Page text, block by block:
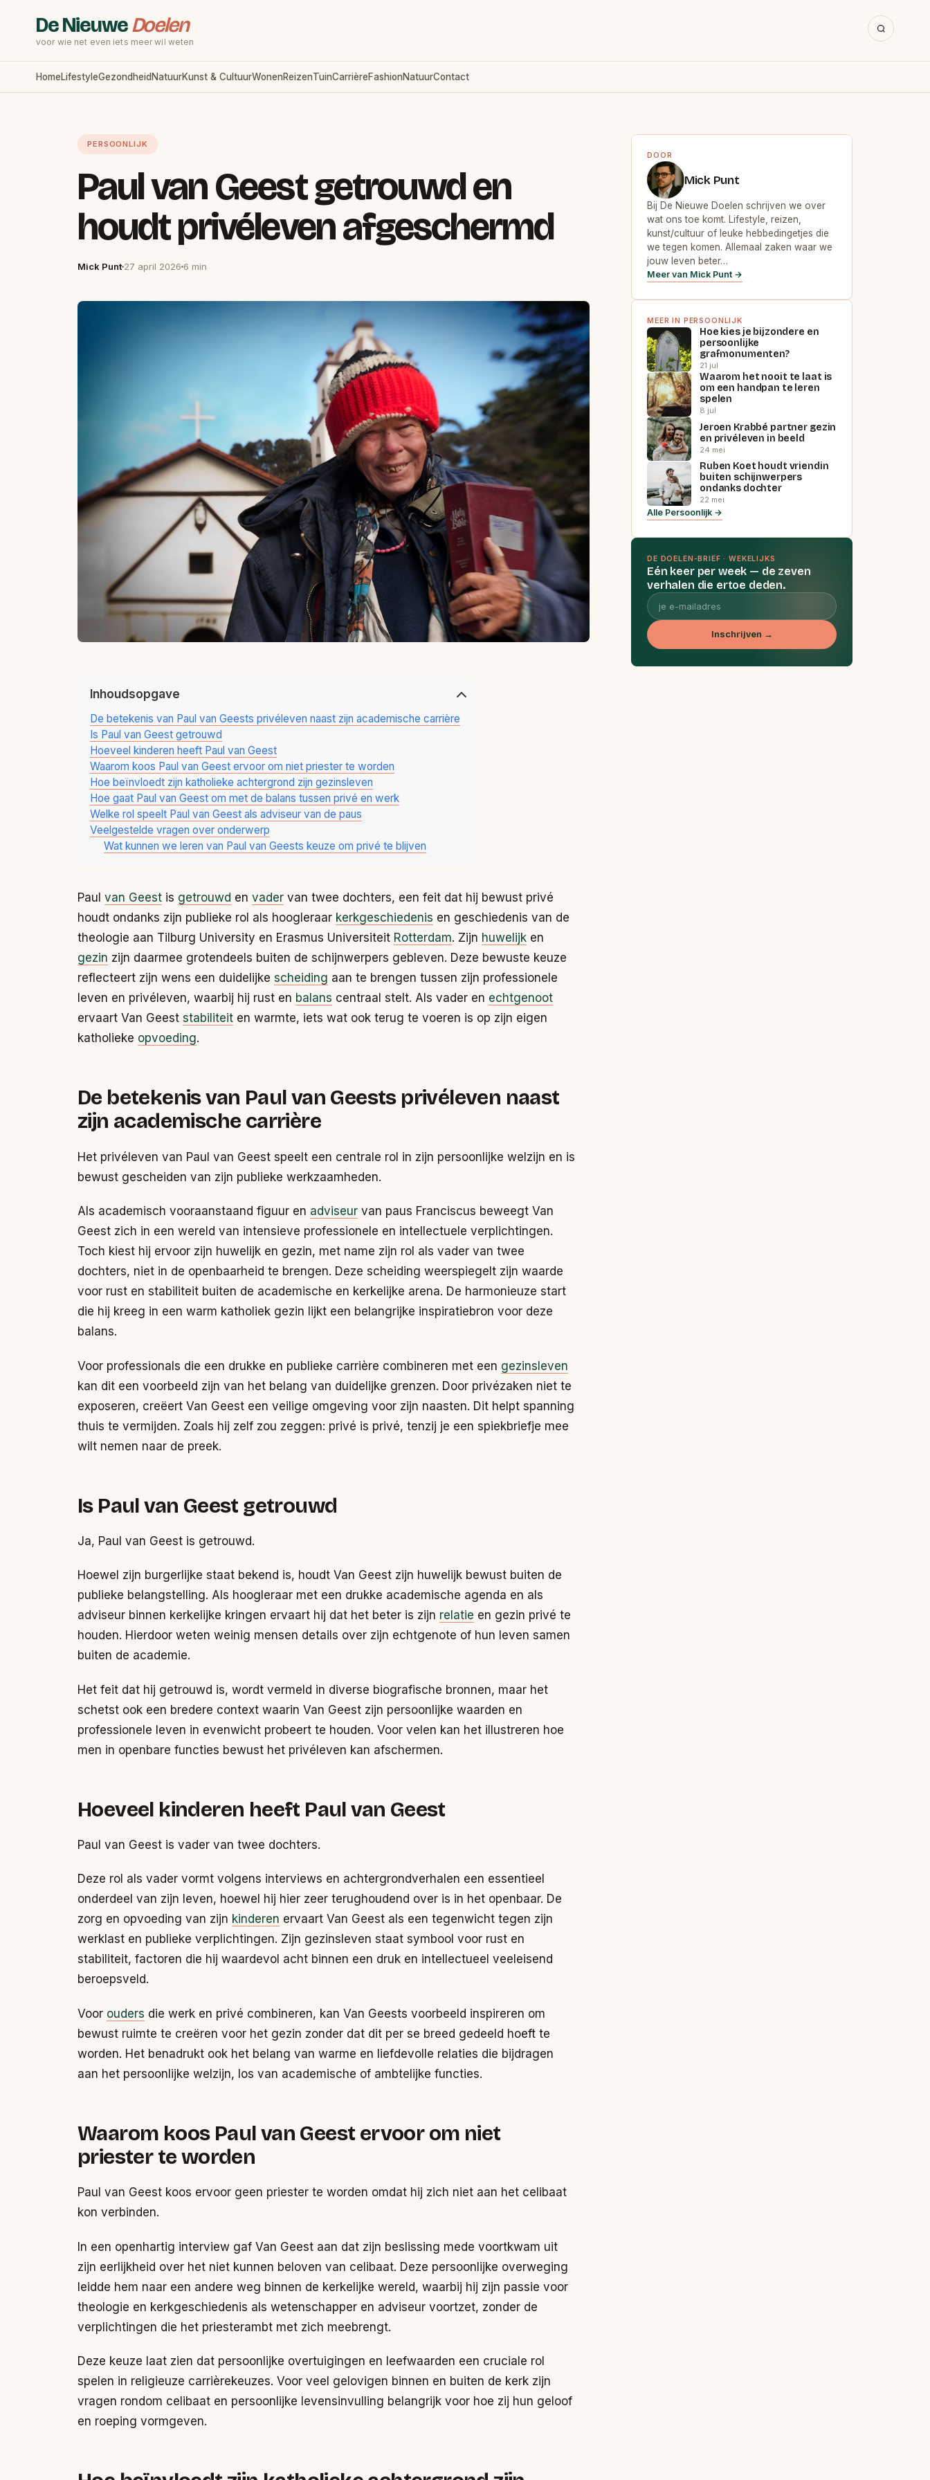
De NieuweDoelen
voor wie net even iets meer wil weten
HomeLifestyleGezondheid NatuurKunst & CultuurWonenReizenTuinCarrièreFashionNatuurContact
PERSOONLIJK
Paul van Geest getrouwd en
houdt privéleven afgeschermd
Mick Punt 27 april 2026 6 min
Inhoudsopgave
De betekenis van Paul van Geests privéleven naast zijn academische carrière
Is Paul van Geest getrouwd
Hoeveel kinderen heeft Paul van Geest
Waarom koos Paul van Geest ervoor om niet priester te worden
Hoe beïnvloedt zijn katholieke achtergrond zijn gezinsleven
Hoe gaat Paul van Geest om met de balans tussen privé en werk
Welke rol speelt Paul van Geest als adviseur van de paus
Veelgestelde vragen over onderwerp
Wat kunnen we leren van Paul van Geests keuze om privé te blijven
Paul van Geest is getrouwd en vader van twee dochters, een feit dat hij bewust privé
houdt ondanks zijn publieke rol als hoogleraar kerkgeschiedenis en geschiedenis van de
theologie aan Tilburg University en Erasmus Universiteit Rotterdam. Zijn huwelijk en
gezin zijn daarmee grotendeels buiten de schijnwerpers gebleven. Deze bewuste keuze
reflecteert zijn wens een duidelijke scheiding aan te brengen tussen zijn professionele
leven en privéleven, waarbij hij rust en balans centraal stelt. Als vader en echtgenoot
ervaart Van Geest stabiliteit en warmte, iets wat ook terug te voeren is op zijn eigen
katholieke opvoeding.
De betekenis van Paul van Geests privéleven naast
zijn academische carrière
Het privéleven van Paul van Geest speelt een centrale rol in zijn persoonlijke welzijn en is
bewust gescheiden van zijn publieke werkzaamheden.
Als academisch vooraanstaand figuur en adviseur van paus Franciscus beweegt Van
Geest zich in een wereld van intensieve professionele en intellectuele verplichtingen.
Toch kiest hij ervoor zijn huwelijk en gezin, met name zijn rol als vader van twee
dochters, niet in de openbaarheid te brengen. Deze scheiding weerspiegelt zijn waarde
voor rust en stabiliteit buiten de academische en kerkelijke arena. De harmonieuze start
die hij kreeg in een warm katholiek gezin lijkt een belangrijke inspiratiebron voor deze
balans.
Voor professionals die een drukke en publieke carrière combineren met een gezinsleven
kan dit een voorbeeld zijn van het belang van duidelijke grenzen. Door privézaken niet te
exposeren, creëert Van Geest een veilige omgeving voor zijn naasten. Dit helpt spanning
thuis te vermijden. Zoals hij zelf zou zeggen: privé is privé, tenzij je een spiekbriefje mee
wilt nemen naar de preek.
Is Paul van Geest getrouwd
Ja, Paul van Geest is getrouwd.
Hoewel zijn burgerlijke staat bekend is, houdt Van Geest zijn huwelijk bewust buiten de
publieke belangstelling. Als hoogleraar met een drukke academische agenda en als
adviseur binnen kerkelijke kringen ervaart hij dat het beter is zijn relatie en gezin privé te
houden. Hierdoor weten weinig mensen details over zijn echtgenote of hun leven samen
buiten de academie.
Het feit dat hij getrouwd is, wordt vermeld in diverse biografische bronnen, maar het
schetst ook een bredere context waarin Van Geest zijn persoonlijke waarden en
professionele leven in evenwicht probeert te houden. Voor velen kan het illustreren hoe
men in openbare functies bewust het privéleven kan afschermen.
Hoeveel kinderen heeft Paul van Geest
Paul van Geest is vader van twee dochters.
Deze rol als vader vormt volgens interviews en achtergrondverhalen een essentieel
onderdeel van zijn leven, hoewel hij hier zeer terughoudend over is in het openbaar. De
zorg en opvoeding van zijn kinderen ervaart Van Geest als een tegenwicht tegen zijn
werklast en publieke verplichtingen. Zijn gezinsleven staat symbool voor rust en
stabiliteit, factoren die hij waardevol acht binnen een druk en intellectueel veeleisend
beroepsveld.
Voor ouders die werk en privé combineren, kan Van Geests voorbeeld inspireren om
bewust ruimte te creëren voor het gezin zonder dat dit per se breed gedeeld hoeft te
worden. Het benadrukt ook het belang van warme en liefdevolle relaties die bijdragen
aan het persoonlijke welzijn, los van academische of ambtelijke functies.
Waarom koos Paul van Geest ervoor om niet
priester te worden
Paul van Geest koos ervoor geen priester te worden omdat hij zich niet aan het celibaat
kon verbinden.
In een openhartig interview gaf Van Geest aan dat zijn beslissing mede voortkwam uit
zijn eerlijkheid over het niet kunnen beloven van celibaat. Deze persoonlijke overweging
leidde hem naar een andere weg binnen de kerkelijke wereld, waarbij hij zijn passie voor
theologie en kerkgeschiedenis als wetenschapper en adviseur voortzet, zonder de
verplichtingen die het priesterambt met zich meebrengt.
Deze keuze laat zien dat persoonlijke overtuigingen en leefwaarden een cruciale rol
spelen in religieuze carrièrekeuzes. Voor veel gelovigen binnen en buiten de kerk zijn
vragen rondom celibaat en persoonlijke levensinvulling belangrijk voor hoe zij hun geloof
en roeping vormgeven.
DOOR
Mick Punt
Bij De Nieuwe Doelen schrijven we over
wat ons toe komt. Lifestyle, reizen,
kunst/cultuur of leuke hebbedingetjes die
we tegen komen. Allemaal zaken waar we
jouw leven beter…
Meer van Mick Punt →
MEER IN PERSOONLIJK
Hoe kies je bijzondere en
persoonlijke
grafmonumenten?
21 jul
Waarom het nooit te laat is
om een handpan te leren
spelen
8 jul
Jeroen Krabbé partner gezin
en privéleven in beeld
24 mei
Ruben Koet houdt vriendin
buiten schijnwerpers
ondanks dochter
22 mei
Alle Persoonlijk →
DE DOELEN-BRIEF · WEKELIJKS
Eén keer per week — de zeven
verhalen die ertoe deden.
Inschrijven →